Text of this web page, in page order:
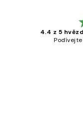
4.4 z 5